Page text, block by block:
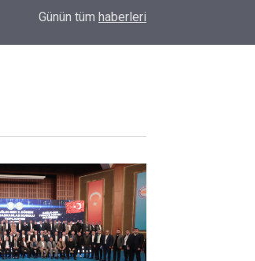
İzmir 112’de Kan Donduran İddialar!
Günün tüm haberleri